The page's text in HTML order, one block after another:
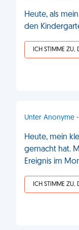
Heute, als
den
Unter Anonyme -
Heute, mein
gemacht hat.
Ereignis im